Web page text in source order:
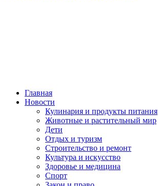
Главная
Новости
Кулинария и продукты питания
Животные и растительный мир
Дети
Отдых и туризм
Строительство и ремонт
Культура и искусство
Здоровье и медицина
Спорт